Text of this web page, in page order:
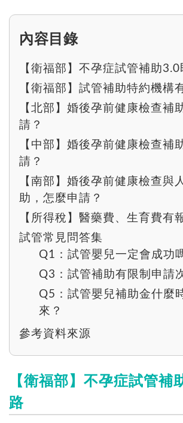
內容目錄
【衛福部】不孕症試管補助
【衛福部】試管補助特約機構
【北部】婚後孕前健康檢查補
請？
【中部】婚後孕前健康檢查補
請？
【南部】婚後孕前健康檢查與
助，怎麼申請？
【所得稅】醫藥費、生育費有
試管常見問答集
Q1：試管嬰兒一定會成功
Q3：試管補助有限制申請
Q5：試管嬰兒補助金什麼
來？
參考資料來源
【衛福部】不孕症試管補
路